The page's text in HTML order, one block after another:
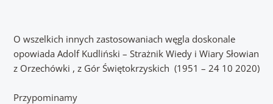
O wszelkich innych zastosowaniach węgla doskonale
opowiada Adolf Kudliński – Strażnik Wiedy i Wiary Słowian
z Orzechówki , z Gór Świętokrzyskich (1951 – 24 10 2020)
Przypominamy